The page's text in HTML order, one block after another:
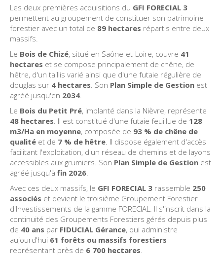
Les deux premières acquisitions du GFI FORECIAL 3
permettent au groupement de constituer son patrimoine
forestier avec un total de 89 hectares répartis entre deux
massifs.
Le Bois de Chizé, situé en Saône-et-Loire, couvre 41
hectares et se compose principalement de chêne, de
hêtre, d'un taillis varié ainsi que d'une futaie régulière de
douglas sur 4 hectares. Son Plan Simple de Gestion est
agréé jusqu'en 2034.
Le Bois du Petit Pré, implanté dans la Nièvre, représente
48 hectares. Il est constitué d'une futaie feuillue de 128
m3/Ha en moyenne, composée de 93 % de chêne de
qualité et de 7 % de hêtre. Il dispose également d'accès
facilitant l'exploitation, d'un réseau de chemins et de layons
accessibles aux grumiers. Son Plan Simple de Gestion est
agréé jusqu'à fin 2026.
Avec ces deux massifs, le GFI FORECIAL 3 rassemble 250
associés et devient le troisième Groupement Forestier
d'Investissements de la gamme FORECIAL. Il s'inscrit dans la
continuité des Groupements Forestiers gérés depuis plus
de 40 ans par FIDUCIAL Gérance, qui administre
aujourd'hui 61 forêts ou massifs forestiers
représentant près de 6 700 hectares.